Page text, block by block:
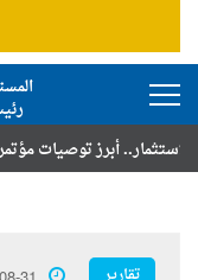
توصيات مؤتمر المصريين